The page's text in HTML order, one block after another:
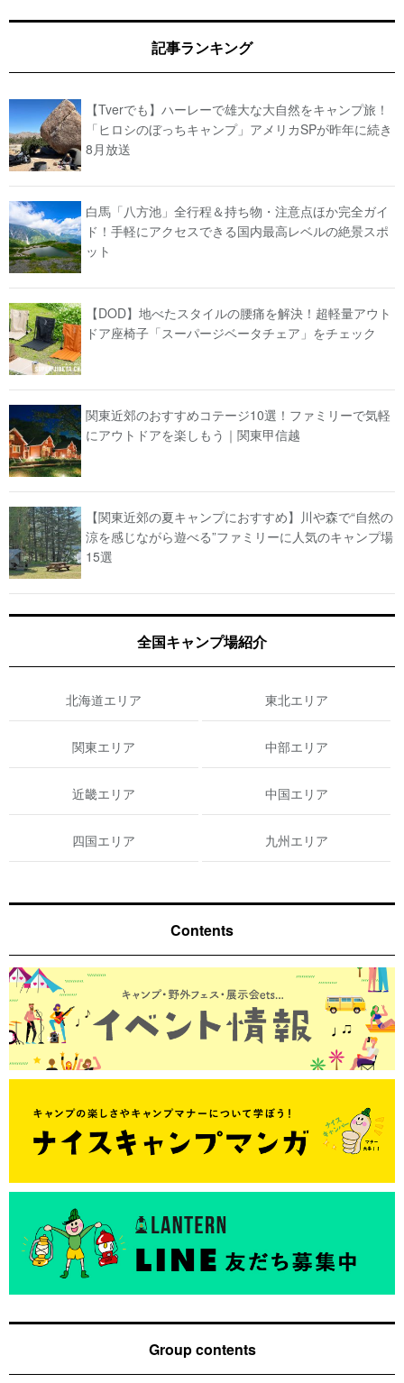
記事ランキング
【Tverでも】ハーレーで雄大な大自然をキャンプ旅！
「ヒロシのぼっちキャンプ」アメリカSPが昨年に続き
8月放送
白馬「八方池」全行程＆持ち物・注意点ほか完全ガイ
ド！手軽にアクセスできる国内最高レベルの絶景スポ
ット
【DOD】地べたスタイルの腰痛を解決！超軽量アウト
ドア座椅子「スーパージベータチェア」をチェック
関東近郊のおすすめコテージ10選！ファミリーで気軽
にアウトドアを楽しもう｜関東甲信越
【関東近郊の夏キャンプにおすすめ】川や森で“自然の
涼を感じながら遊べる”ファミリーに人気のキャンプ場
15選
全国キャンプ場紹介
北海道エリア 東北エリア
関東エリア 中部エリア
近畿エリア 中国エリア
四国エリア 九州エリア
Contents
Group contents